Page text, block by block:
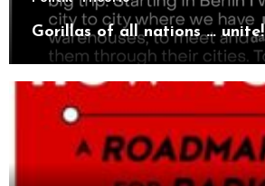
Gorillas of all nations … unite!